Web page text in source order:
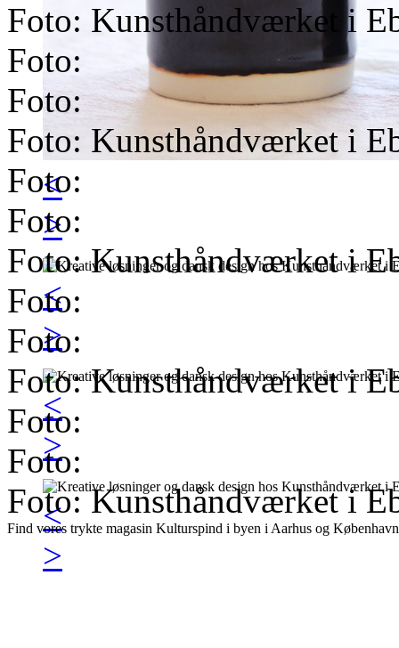
<
>
<
>
<
>
<
>
Foto: Kunsthåndværket i
Foto:
Foto:
Foto: Kunsthåndværket i
Foto:
Foto:
Foto: Kunsthåndværket i
Foto:
Foto:
Foto: Kunsthåndværket i
Foto:
Foto:
Foto: Kunsthåndværket i
Find vores trykte magasin Kulturspind i byen i Aarhus og København